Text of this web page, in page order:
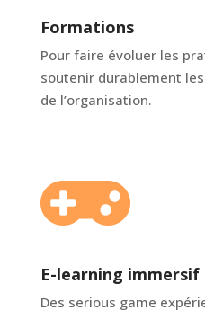
Formations
Pour faire évoluer les
soutenir durablement
de l’organisation.

E-learning immersif
Des serious game